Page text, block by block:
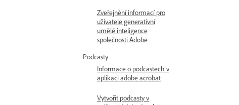
Zveřejnění informací pro
uživatele generativní
umělé inteligence
společnosti Adobe
Podcasty
Informace o podcastech v
aplikaci adobe acrobat
Vytvořit podcasty v